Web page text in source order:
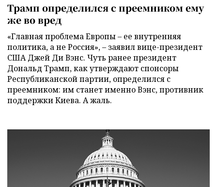
Трамп определился с преемником ему
же во вред
«Главная проблема Европы – ее внутренняя
политика, а не Россия», – заявил вице-президент
США Джей Ди Вэнс. Чуть ранее президент
Дональд Трамп, как утверждают спонсоры
Республиканской партии, определился с
преемником: им станет именно Вэнс, противник
поддержки Киева. А жаль.